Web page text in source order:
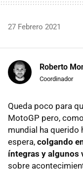
27 Febrero 2021
Roberto
Coordinador
Queda poco para
MotoGP pero,
mundial ha querido
espera, colgando
íntegras y algunos
sobre